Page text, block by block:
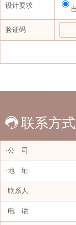
中国石化上
中国
中国石油天然气股
中
中银
竹本
杭州润洲
设计要求
验证码
联系方式
·公 司
·地 址
·联系人
·电 话